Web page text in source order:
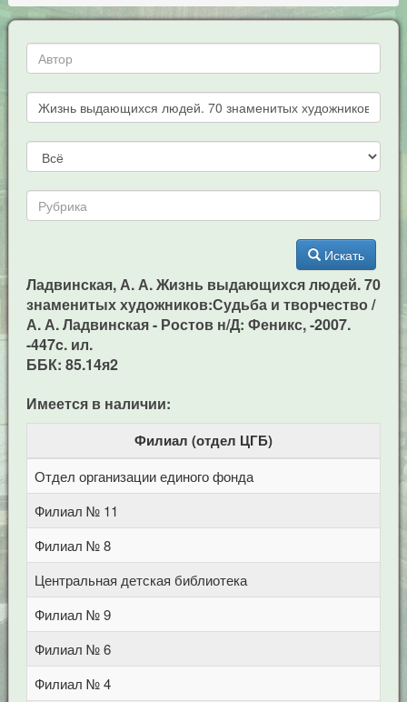
Искать
Ладвинская, А. А. Жизнь выдающихся людей. 70
знаменитых художников:Судьба и творчество /
А. А. Ладвинская - Ростов н/Д: Феникс, -2007.
-447c. ил.
ББК: 85.14я2
Имеется в наличии:
Филиал (отдел ЦГБ)
Отдел организации единого фонда
Филиал № 11
Филиал № 8
Центральная детская библиотека
Филиал № 9
Филиал № 6
Филиал № 4